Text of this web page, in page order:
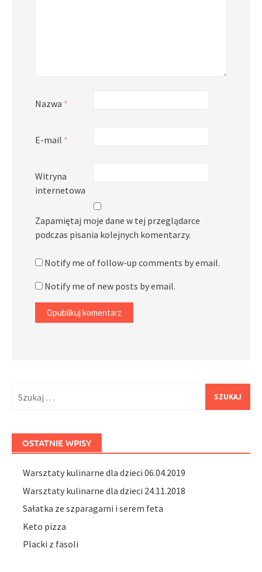
Nazwa *
E-mail *
Witryna
internetowa
Zapamiętaj moje dane w tej przeglądarce
podczas pisania kolejnych komentarzy.
Notify me of follow-up comments by email.
Notify me of new posts by email.
OSTATNIE WPISY
Warsztaty kulinarne dla dzieci 06.04.2019
Warsztaty kulinarne dla dzieci 24.11.2018
Sałatka ze szparagami i serem feta
Keto pizza
Placki z fasoli